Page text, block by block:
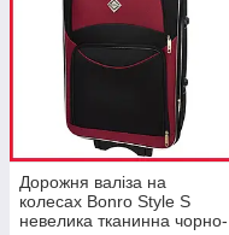
Дорожня валіза на
колесах Bonro Style S
невелика тканинна чорно-